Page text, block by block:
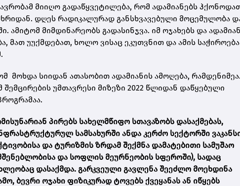
მიიღო გადაწყვეტილება, რომ ადამიანებს
დღეს რადიკალურად განსხვავებული მოცემულობა
ამიტომ მიმდინარეობს გადასინჯვა. იმ ოჯახებს და
მათ უუქმდებათ, ხოლო ვისაც ეკუთვნით და ამის
მოხდა სიიდან ათასობით ადამიანის ამოღება, რამდენიმეა.
უმთავრესი მიზეზი 2022 წლიდან დაწყებული
პირებს სახელმწიფო სთავაზობს დასაქმებას,
სამსახურში ანდა კერძო სექტორში
და ტურიზმის ზრდამ შექმნა დამატებითი სამუშაო
და სოფლის მეურნეობის სფეროში), სადაც
დასაქმდა. გარკვეული გავლენა შეეძლო მოეხდინა
ბევრი ოჯახი ფიზიკურად ტოვებს ქვეყანას ან იწყებს